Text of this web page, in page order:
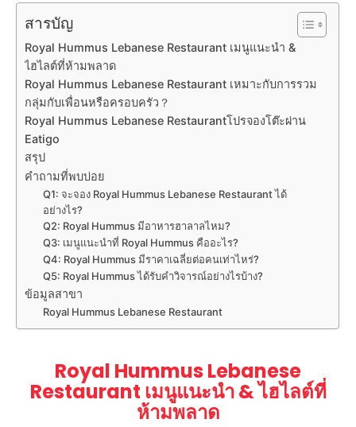
สารบัญ
Royal Hummus Lebanese Restaurant เมนูแนะนำ &
ไฮไลต์ที่ห้ามพลาด
Royal Hummus Lebanese Restaurant เหมาะกับการรวม
กลุ่มกับเพื่อนหรือครอบครัว？
Royal Hummus Lebanese Restaurantโปรจองโต๊ะผ่าน
Eatigo
สรุป
คำถามที่พบบ่อย
Q1: จะจอง Royal Hummus Lebanese Restaurant ได้
อย่างไร?
Q2: Royal Hummus มีอาหารฮาลาลไหม?
Q3: เมนูแนะนำที่ Royal Hummus คืออะไร?
Q4: Royal Hummus มีราคาเฉลี่ยต่อคนเท่าไหร่?
Q5: Royal Hummus ได้รับคำวิจารณ์อย่างไรบ้าง?
ข้อมูลสาขา
Royal Hummus Lebanese Restaurant
Royal Hummus Lebanese
Restaurant เมนูแนะนำ & ไฮไลต์ที่
ห้ามพลาด